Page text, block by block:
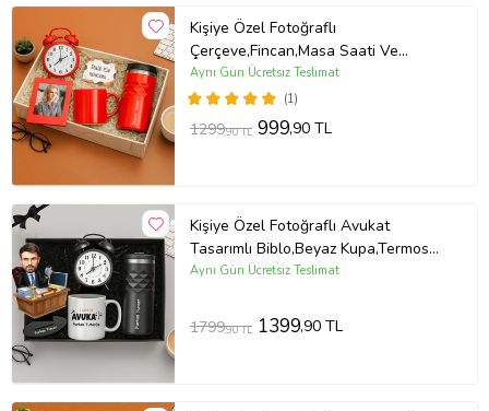
Kişiye Özel Fotoğraflı
Çerçeve,Fincan,Masa Saati Ve
Termos Hediye Seti (Kırmızı)
(1)
Aynı Gün Ücretsiz Teslimat
1299,90 TL 999,90 TL
Kişiye Özel Fotoğraflı Avukat
Tasarımlı Biblo,Beyaz Kupa,Termos
Ve Masa Saati Hediye Seti (STD)
Aynı Gün Ücretsiz Teslimat
1799,90 TL 1399,90 TL